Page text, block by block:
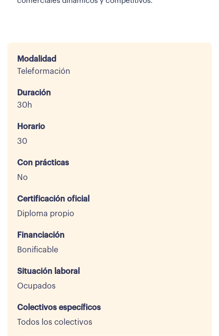
Modalidad
Teleformación
Duración
30h
Horario
30
Con prácticas
No
Certificación oficial
Diploma propio
Financiación
Bonificable
Situación laboral
Ocupados
Colectivos específicos
Todos los colectivos